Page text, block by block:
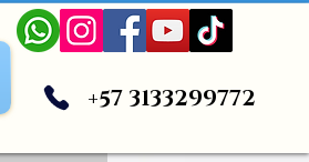
+57 3133299772